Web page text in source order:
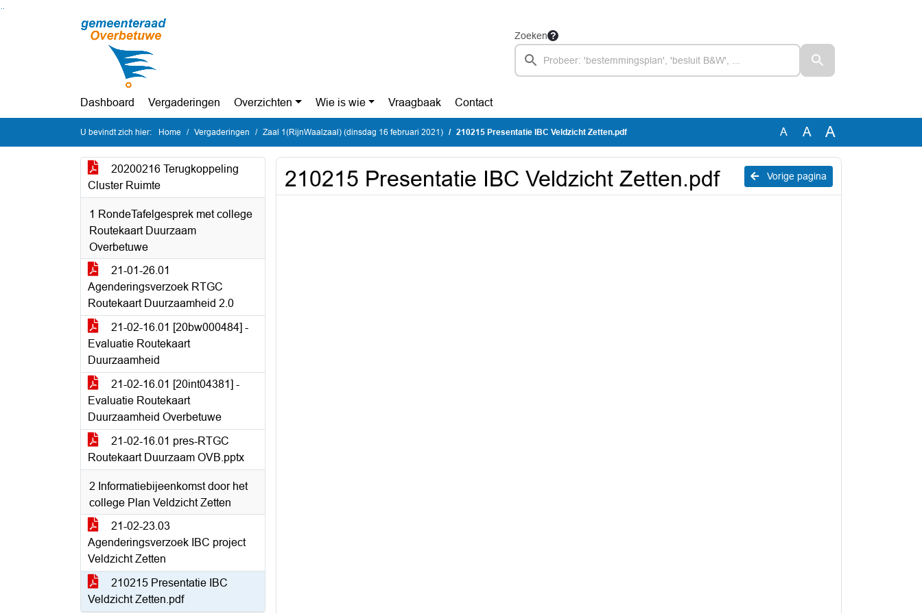
Ga naar de inhoud van deze pagina
Zoeken
Dashboard Vergaderingen Overzichten Wie is wie Vraagbaak Contact
U bevindt zich hier: Home Vergaderingen Zaal 1(RijnWaalzaal) (dinsdag 16 februari 2021) 210215 Presentatie IBC Veldzicht Zetten.pdf A A A
20200216 Terugkoppeling
Cluster Ruimte
1 RondeTafelgesprek met college
Routekaart Duurzaam
Overbetuwe
21-01-26.01
Agenderingsverzoek RTGC
Routekaart Duurzaamheid 2.0
21-02-16.01 [20bw000484] -
Evaluatie Routekaart
Duurzaamheid
21-02-16.01 [20int04381] -
Evaluatie Routekaart
Duurzaamheid Overbetuwe
21-02-16.01 pres-RTGC
Routekaart Duurzaam OVB.pptx
2 Informatiebijeenkomst door het
college Plan Veldzicht Zetten
21-02-23.03
Agenderingsverzoek IBC project
Veldzicht Zetten
210215 Presentatie IBC
Veldzicht Zetten.pdf
Vorige pagina
210215 Presentatie IBC Veldzicht Zetten.pdf